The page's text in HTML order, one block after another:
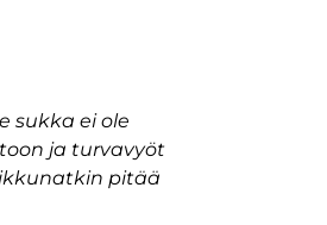
sukka ei ole
ja turvavyöt
pitää